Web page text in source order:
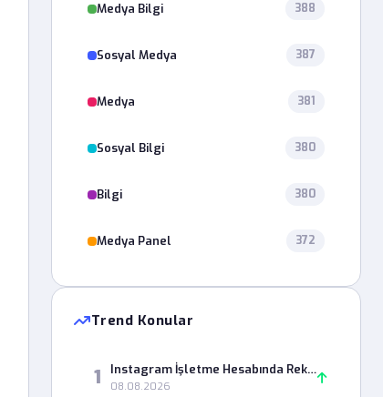
Medya Bilgi 388
Sosyal Medya 387
Medya 381
Sosyal Bilgi 380
Bilgi 380
Medya Panel 372
Trend Konular
1 Instagram İşletme Hesabında Reklam Yönetimi Paneli Neden Açılmıyor?
08.08.2026